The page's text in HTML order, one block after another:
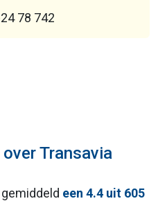
78 742
Transavia
een 4.4 uit 605